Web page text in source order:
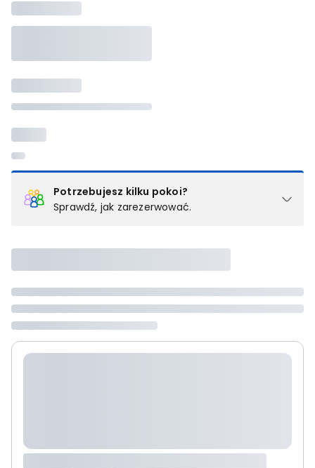
Potrzebujesz kilku pokoi?
Sprawdź, jak zarezerwować.
pokoju (lub apartamencie, willi itd.). Wybierz jedną z ofert z listy
i zarezerwuj ją. Zrób oddzielne rezerwacje dla każdego
kolejnego pokoju lubskontaktuj się z nami,by złożyć
zamówienie u naszego doradcy.
Maksymalna liczba uczestników
maksymalny limit dla 1 pokoju.